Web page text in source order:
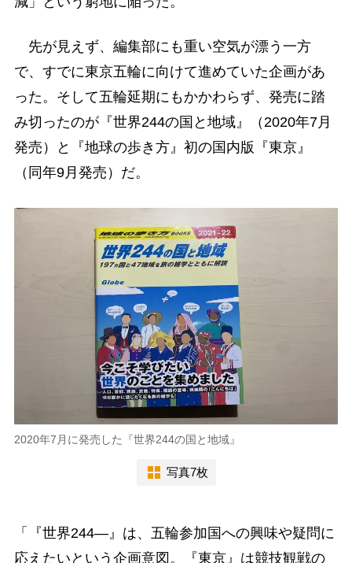
先が見えず、編集部にも重い空気が漂う一方
で、すでに東京五輪に向けて進めていた企画があ
った。そして五輪延期にもかかわらず、発売に踏
み切ったのが『世界244の国と地域』（2020年7月
発売）と『地球の歩き方』初の国内版『東京』
（同年9月発売）だ。
2020年7月に発売した『世界244の国と地域』
写真7枚
「『世界244―』は、五輪参加国への興味や疑問に
応えたいという企画意図。『東京』は競技観戦の